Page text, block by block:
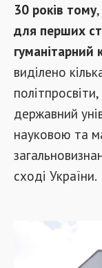
30 років тому
для перших
гуманітарний
виділено
державний
науковою та
сході України.